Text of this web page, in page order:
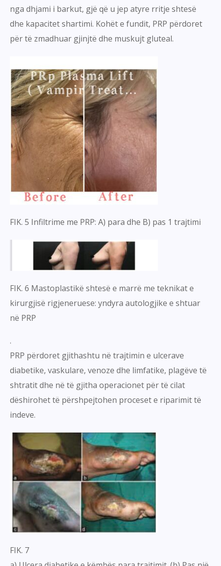
nga dhjami i barkut, gjë që u jep atyre rritje shtesë
dhe kapacitet shartimi. Kohët e fundit, PRP përdoret
për të zmadhuar gjinjtë dhe muskujt gluteal.
FIK. 5 Infiltrime me PRP: A) para dhe B) pas 1 trajtimi
FIK. 6 Mastoplastikë shtesë e marrë me teknikat e
kirurgjisë rigjeneruese: yndyra autologjike e shtuar
në PRP
.
PRP përdoret gjithashtu në trajtimin e ulcerave
diabetike, vaskulare, venoze dhe limfatike, plagëve të
shtratit dhe në të gjitha operacionet për të cilat
dëshirohet të përshpejtohen proceset e riparimit të
indeve.
FIK. 7